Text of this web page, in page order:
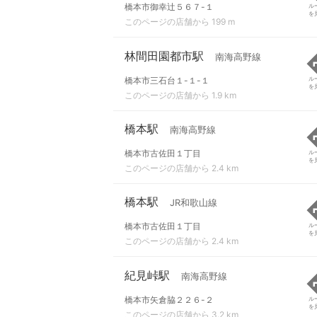
橋本市御幸辻５６７-１
このページの店舗から 199 m
ル
を
林間田園都市駅 南海高野線
橋本市三石台１-１-１
このページの店舗から 1.9 km
ル
を
橋本駅 南海高野線
橋本市古佐田１丁目
このページの店舗から 2.4 km
ル
を
橋本駅 JR和歌山線
橋本市古佐田１丁目
このページの店舗から 2.4 km
ル
を
紀見峠駅 南海高野線
橋本市矢倉脇２２６-２
このページの店舗から 3.2 km
ル
を